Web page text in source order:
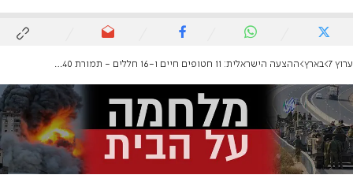
ערוץ 7 בארץ ההצעה הישראלית: 11 חטופים חיים ו-16 חללים - תמורת 40 ימי הפוגה